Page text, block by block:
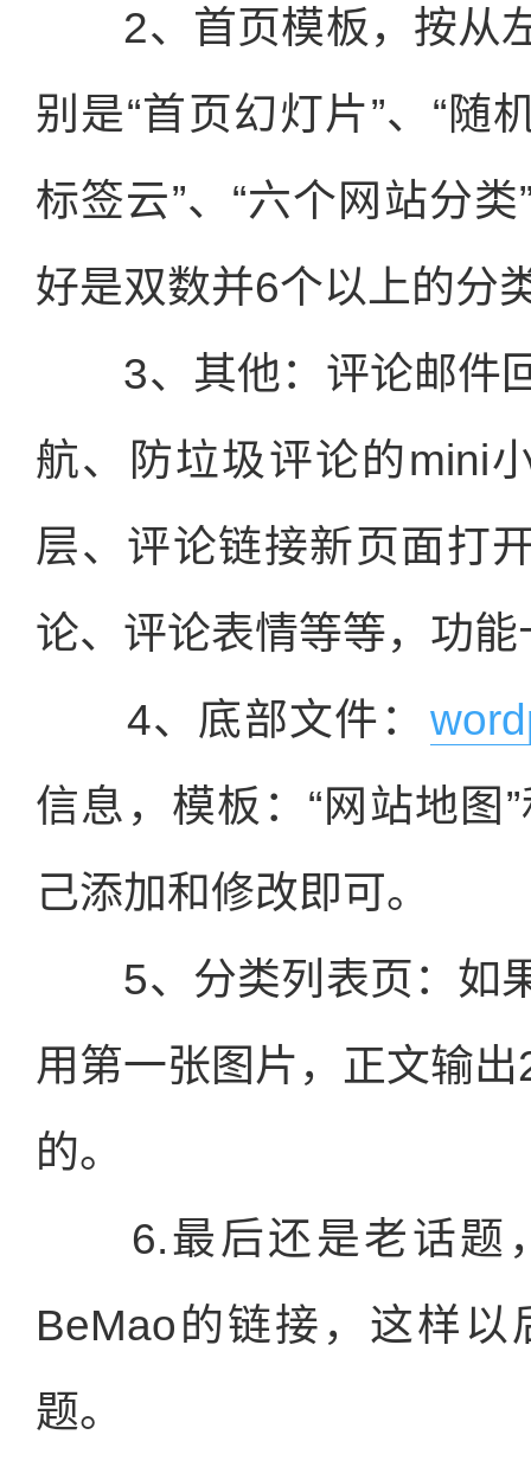
2、首页模板，按从
别是“首页幻灯片”、“随
标签云”、“六个网站分
好是双数并6个以上的分
3、其他：评论邮件
航、防垃圾评论的mini
层、评论链接新页面打
论、评论表情等等，功
4、底部文件：
信息，模板：“网站地图
己添加和修改即可。
5、分类列表页：如
用第一张图片，正文输
的。
6.最后还是老话题
BeMao的链接，这样
题。